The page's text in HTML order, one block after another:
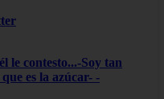
le contesto...-Soy tan
es la azúcar- -